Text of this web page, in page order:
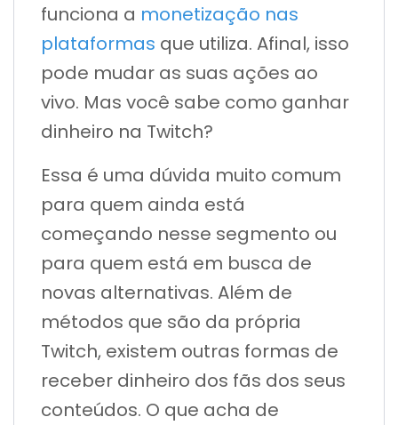
funciona a monetização nas
plataformas que utiliza. Afinal, isso
pode mudar as suas ações ao
vivo. Mas você sabe como ganhar
dinheiro na Twitch?
Essa é uma dúvida muito comum
para quem ainda está
começando nesse segmento ou
para quem está em busca de
novas alternativas. Além de
métodos que são da própria
Twitch, existem outras formas de
receber dinheiro dos fãs dos seus
conteúdos. O que acha de